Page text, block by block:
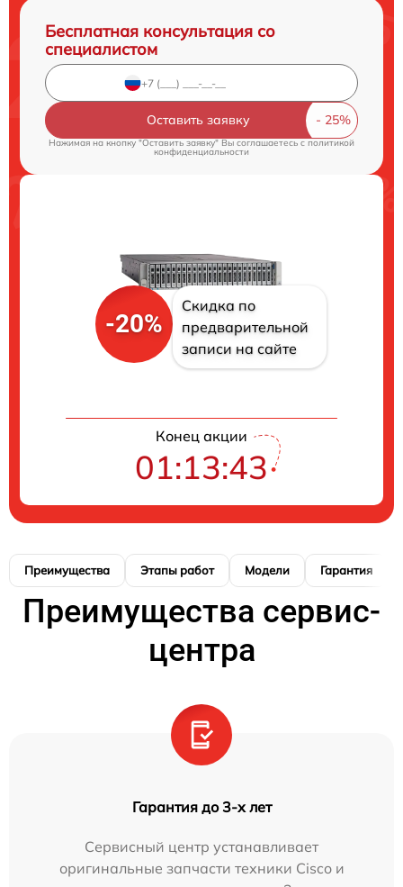
Бесплатная консультация со
специалистом
Оставить заявку
Нажимая на кнопку "Оставить заявку" Вы соглашаетесь cполитикой
конфиденциальности
-20%
Скидка по
предварительной
записи на сайте
Конец акции
01:13:42
Преимущества Этапы работ Модели Гарантия
Преимущества сервис-
центра
Гарантия до 3-х лет
Сервисный центр устанавливает
оригинальные запчасти техники Cisco и